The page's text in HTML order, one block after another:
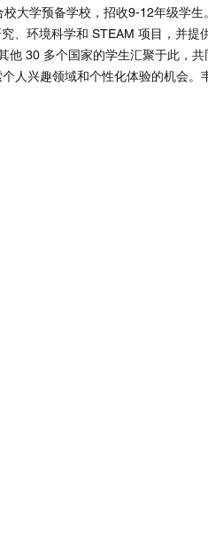
大学预备学校，招收9-12年级学
、环境科学和 STEAM 项目，并提
他 30 多个国家的学生汇聚于此，
人兴趣领域和个性化体验的机会。